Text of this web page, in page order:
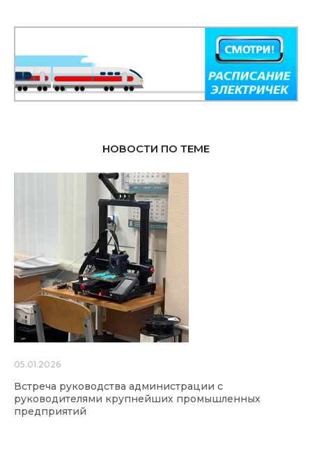
НОВОСТИ ПО ТЕМЕ
05.01.2026
Встреча руководства администрации с
руководителями крупнейших промышленных
предприятий